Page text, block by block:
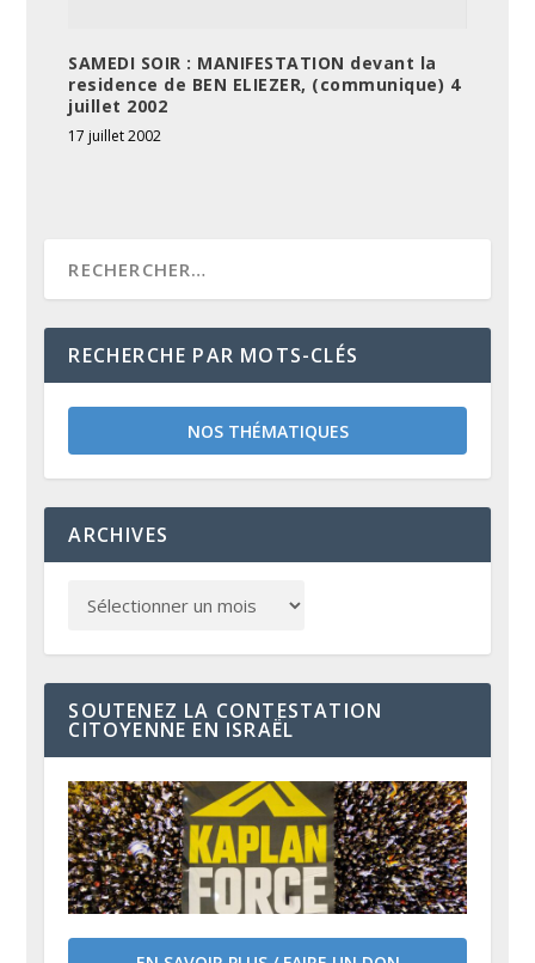
SAMEDI SOIR : MANIFESTATION devant la
residence de BEN ELIEZER, (communique) 4
juillet 2002
17 juillet 2002
RECHERCHE PAR MOTS-CLÉS
NOS THÉMATIQUES
ARCHIVES
SOUTENEZ LA CONTESTATION
CITOYENNE EN ISRAËL